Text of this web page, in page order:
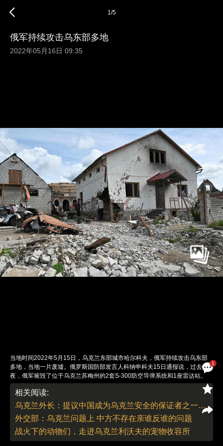
1
1/5
俄军持续攻击乌东部多地
2022年05月16日 09:35
当地时间2022年5月15日，乌克兰东部城市哈尔科夫，俄军持续攻击乌东部
多地，当地一片废墟。俄罗斯国防部发言人科纳申科夫15日通报说，过去一
夜，俄军摧毁了位于乌克兰苏梅州的2套S-300防空导弹系统和1座雷达站。
图：Sergey Bobok/人民视觉
责任编辑：曹艳 | 版面编辑：曹艳
相关阅读:
乌克兰外长：提议中国成为乌克兰安全的保证者之一，这是我们对中国尊重和信任的标志
外交部：乌克兰问题上 中方不存在亲谁反谁的问题
战火下的动物们，走进乌克兰利沃夫的宠物收容所